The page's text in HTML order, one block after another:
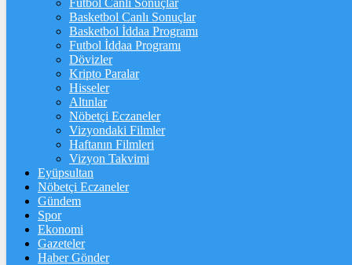
%1,19
BİTCOİN
ETHEREUM
TETHER
Futbol Canlı Sonuçlar
Basketbol Canlı Sonuçlar
Basketbol İddaa Programı
Futbol İddaa Programı
Dövizler
Kripto Paralar
Hisseler
Altınlar
Nöbetçi Eczaneler
Vizyondaki Filmler
Haftanın Filmleri
Vizyon Takvimi
Eyüpsultan
Nöbetçi Eczaneler
Gündem
Spor
Ekonomi
Gazeteler
Haber Gönder
20:37 / CHP EYÜPSULTAN İLÇE ÖRGÜTÜ ÜYELERİ